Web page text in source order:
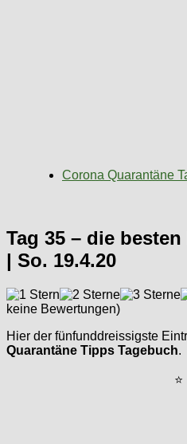
Corona Quarantäne
Tag 35 – die
| So. 19.4.20
keine Bewertungen)
Hier der fünfunddreissigste
Quarantäne Tipps Tagebuch.
⭐